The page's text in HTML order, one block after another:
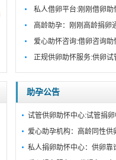
私人借卵平台:刚刚借卵
高龄助孕：刚刚高龄捐卵
爱心助怀咨询:借卵咨询
正规供卵助怀服务:供卵
助孕公告
试管供卵助怀中心:试管捐
爱心助孕机构：高龄同性
私人捐卵助怀中心：供卵